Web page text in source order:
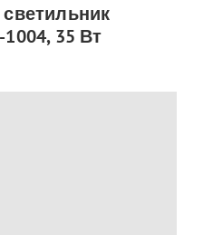
1004, 35 Вт